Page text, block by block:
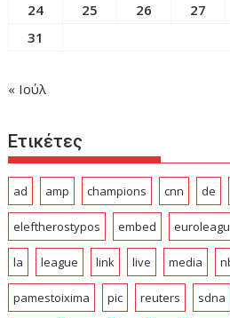
24
25 26 27
31
« Ιούλ
Ετικέτες
ad amp champions cnn de
eleftherostypos embed
la league link live media
pamestoixima pic reuters sdna